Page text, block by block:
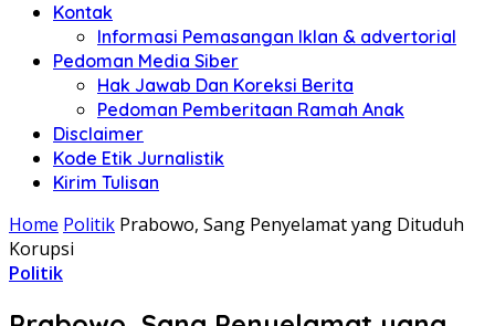
Kontak
Informasi Pemasangan Iklan & advertorial
Pedoman Media Siber
Hak Jawab Dan Koreksi Berita
Pedoman Pemberitaan Ramah Anak
Disclaimer
Kode Etik Jurnalistik
Kirim Tulisan
Home Politik Prabowo, Sang Penyelamat yang Dituduh
Korupsi
Politik